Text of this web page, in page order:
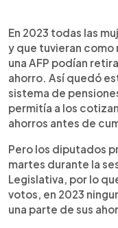
► Escuchar
En 2023 todas las
y que tuvieran como
una AFP podían
ahorro. Así quedó
sistema de
permitía a los
ahorros antes de
Pero los diputados
martes durante la
Legislativa, por lo
votos, en 2023
una parte de sus